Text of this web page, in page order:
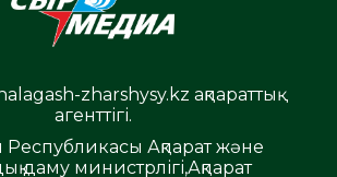
zharshysy.kz ақпараттық
агенттігі.
Республикасы Ақпарат және
даму министрлігі,Ақпарат